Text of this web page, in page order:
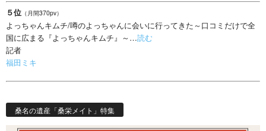
５位 （月間370pv）
よっちゃんキムチ/噂のよっちゃんに会いに行ってきた～口コミだけで全
国に広まる『よっちゃんキムチ』～…読む
記者
福田ミキ
桑名の遺産「桑栄メイト」特集